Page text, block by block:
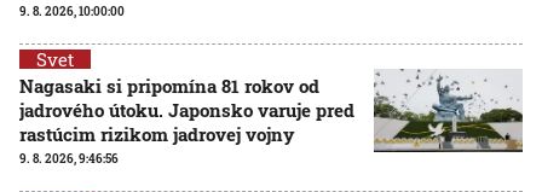
9. 8. 2026, 10:00:00
Svet
Nagasaki si pripomína 81 rokov od
jadrového útoku. Japonsko varuje pred
rastúcim rizikom jadrovej vojny
9. 8. 2026, 9:46:56